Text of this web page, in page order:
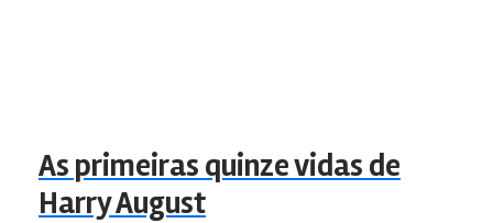
As primeiras quinze vidas de
Harry August